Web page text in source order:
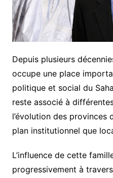
Depuis plusieurs
occupe une place
politique et social du
reste associé à
l’évolution des provinces
plan institutionnel que
L’influence de cette
progressivement à